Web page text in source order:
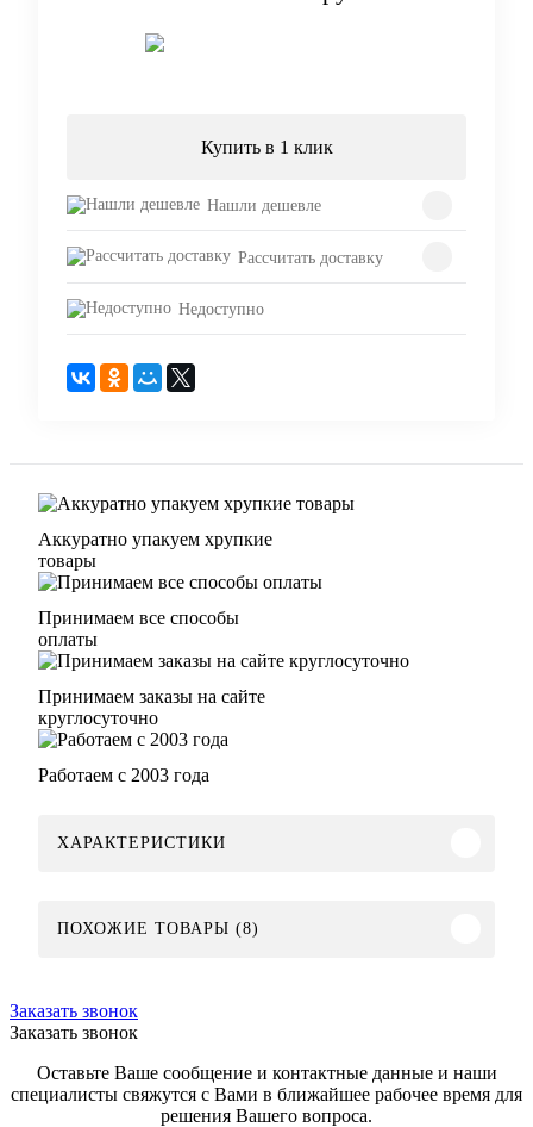
Купить в 1 клик
Нашли дешевле
Рассчитать доставку
Недоступно
Аккуратно упакуем хрупкие
товары
Принимаем все способы
оплаты
Принимаем заказы на сайте
круглосуточно
Работаем с 2003 года
ХАРАКТЕРИСТИКИ
ПОХОЖИЕ ТОВАРЫ (8)
Заказать звонок
Заказать звонок
Оставьте Ваше сообщение и контактные данные и наши
специалисты свяжутся с Вами в ближайшее рабочее время для
решения Вашего вопроса.